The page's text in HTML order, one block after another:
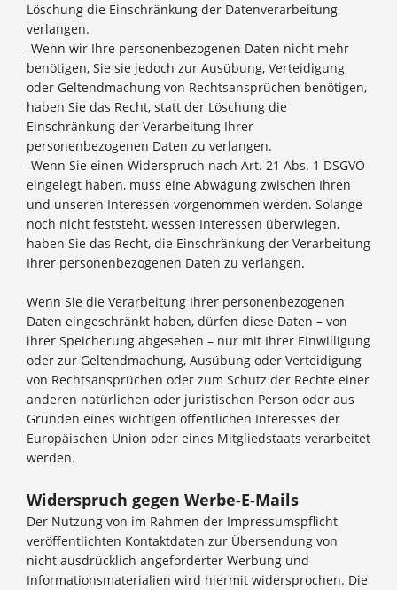
Löschung die Einschränkung der Datenverarbeitung
verlangen.
-Wenn wir Ihre personenbezogenen Daten nicht mehr
benötigen, Sie sie jedoch zur Ausübung, Verteidigung
oder Geltendmachung von Rechtsansprüchen benötigen,
haben Sie das Recht, statt der Löschung die
Einschränkung der Verarbeitung Ihrer
personenbezogenen Daten zu verlangen.
-Wenn Sie einen Widerspruch nach Art. 21 Abs. 1 DSGVO
eingelegt haben, muss eine Abwägung zwischen Ihren
und unseren Interessen vorgenommen werden. Solange
noch nicht feststeht, wessen Interessen überwiegen,
haben Sie das Recht, die Einschränkung der Verarbeitung
Ihrer personenbezogenen Daten zu verlangen.
Wenn Sie die Verarbeitung Ihrer personenbezogenen
Daten eingeschränkt haben, dürfen diese Daten – von
ihrer Speicherung abgesehen – nur mit Ihrer Einwilligung
oder zur Geltendmachung, Ausübung oder Verteidigung
von Rechtsansprüchen oder zum Schutz der Rechte einer
anderen natürlichen oder juristischen Person oder aus
Gründen eines wichtigen öffentlichen Interesses der
Europäischen Union oder eines Mitgliedstaats verarbeitet
werden.
Widerspruch gegen Werbe-E-Mails
Der Nutzung von im Rahmen der Impressumspflicht
veröffentlichten Kontaktdaten zur Übersendung von
nicht ausdrücklich angeforderter Werbung und
Informationsmaterialien wird hiermit widersprochen. Die